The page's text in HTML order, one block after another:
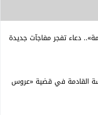
دعاء تفجر مفاجآت جديدة
القادمة في قضية «عروس